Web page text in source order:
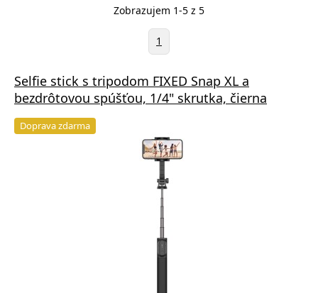
Zobrazujem 1-5 z 5
1
Selfie stick s tripodom FIXED Snap XL a
bezdrôtovou spúšťou, 1/4" skrutka, čierna
Doprava zdarma